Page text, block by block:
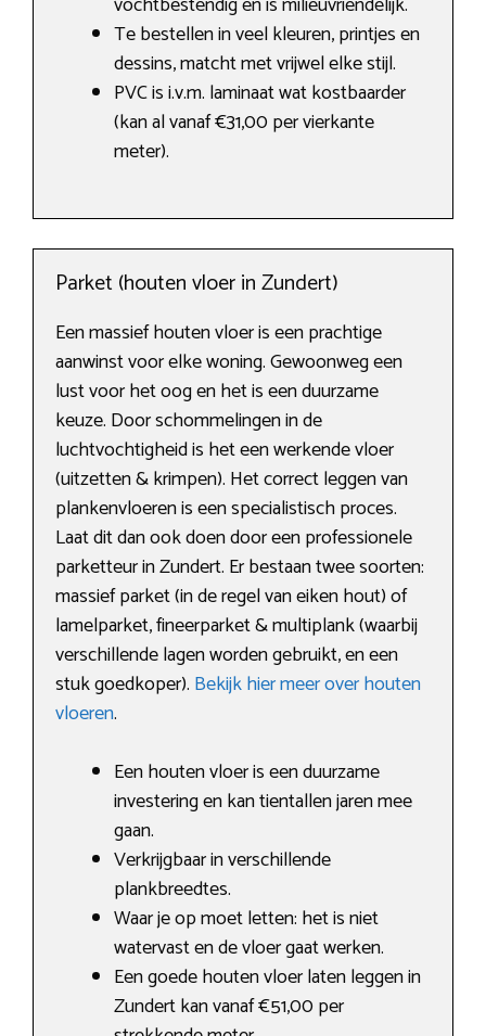
Te bestellen in veel kleuren, printjes en
dessins, matcht met vrijwel elke stijl.
PVC is i.v.m. laminaat wat kostbaarder
(kan al vanaf €31,00 per vierkante
meter).
Parket (houten vloer in Zundert)
Een massief houten vloer is een prachtige
aanwinst voor elke woning. Gewoonweg een
lust voor het oog en het is een duurzame
keuze. Door schommelingen in de
luchtvochtigheid is het een werkende vloer
(uitzetten & krimpen). Het correct leggen van
plankenvloeren is een specialistisch proces.
Laat dit dan ook doen door een professionele
parketteur in Zundert. Er bestaan twee soorten:
massief parket (in de regel van eiken hout) of
lamelparket, fineerparket & multiplank (waarbij
verschillende lagen worden gebruikt, en een
stuk goedkoper). Bekijk hier meer over houten
vloeren.
Een houten vloer is een duurzame
investering en kan tientallen jaren mee
gaan.
Verkrijgbaar in verschillende
plankbreedtes.
Waar je op moet letten: het is niet
watervast en de vloer gaat werken.
Een goede houten vloer laten leggen in
Zundert kan vanaf €51,00 per